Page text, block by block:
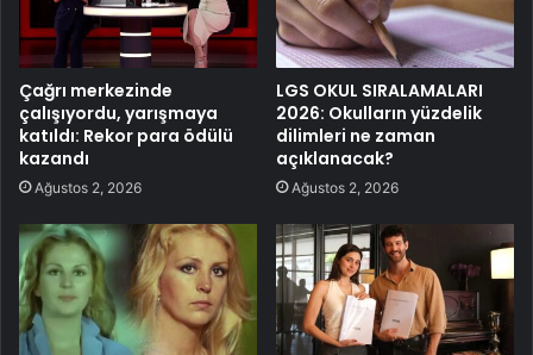
Çağrı merkezinde
çalışıyordu, yarışmaya
katıldı: Rekor para ödülü
kazandı
Ağustos 2, 2026
LGS OKUL SIRALAMALARI
2026: Okulların yüzdelik
dilimleri ne zaman
açıklanacak?
Ağustos 2, 2026